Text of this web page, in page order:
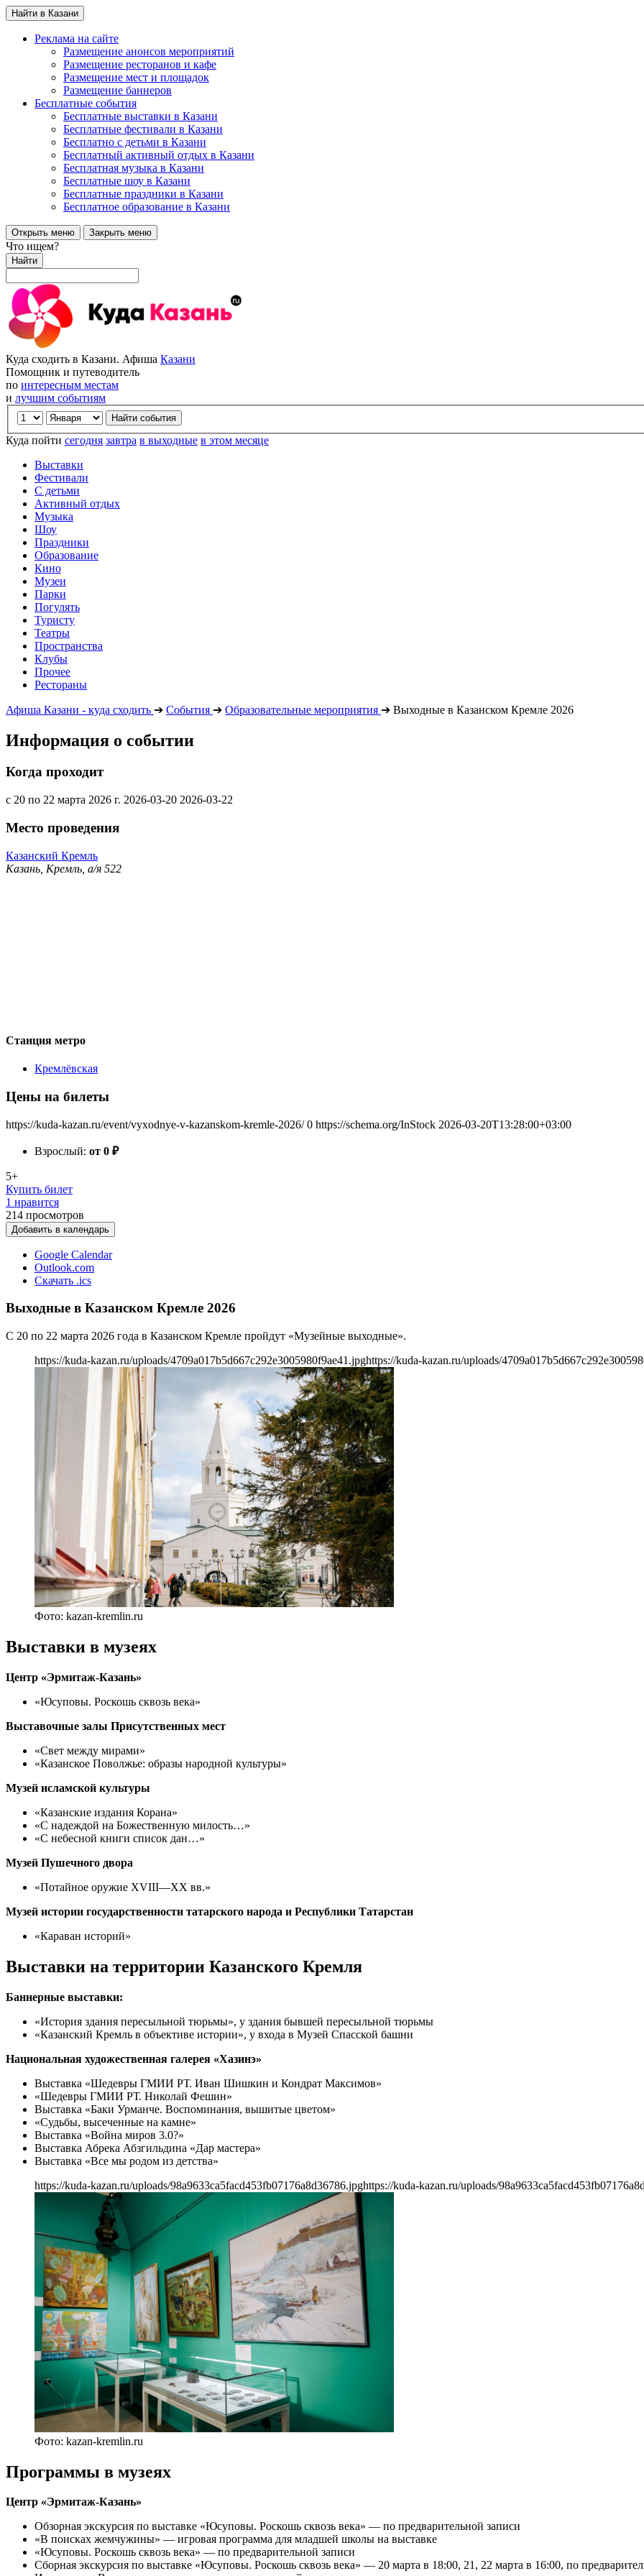
Найти в Казани
Реклама на сайте
Размещение анонсов мероприятий
Размещение ресторанов и кафе
Размещение мест и площадок
Размещение баннеров
Бесплатные события
Бесплатные выставки в Казани
Бесплатные фестивали в Казани
Бесплатно с детьми в Казани
Бесплатный активный отдых в Казани
Бесплатная музыка в Казани
Бесплатные шоу в Казани
Бесплатные праздники в Казани
Бесплатное образование в Казани
Открыть меню Закрыть меню
Что ищем?
Найти
Куда сходить в Казани. Афиша Казани
Помощник и путеводитель
по интересным местам
и лучшим событиям
Куда пойти сегодня завтра в выходные в этом месяце
Выставки
Фестивали
С детьми
Активный отдых
Музыка
Шоу
Праздники
Образование
Кино
Музеи
Парки
Погулять
Туристу
Театры
Пространства
Клубы
Прочее
Рестораны
Афиша Казани - куда сходить ➔ События ➔ Образовательные мероприятия ➔ Выходные в Казанском Кремле 2026
Информация о событии
Когда проходит
с 20 по 22 марта 2026 г. 2026-03-20 2026-03-22
Место проведения
Казанский Кремль
Казань, Кремль, а/я 522
Станция метро
Кремлёвская
Цены на билеты
https://kuda-kazan.ru/event/vyxodnye-v-kazanskom-kremle-2026/ 0 https://schema.org/InStock 2026-03-20T13:28:00+03:00
Взрослый: от 0 ₽
5+
Купить билет
1 нравится
214 просмотров
Добавить в календарь
Google Calendar
Outlook.com
Скачать .ics
Выходные в Казанском Кремле 2026
С 20 по 22 марта 2026 года в Казанском Кремле пройдут «Музейные выходные».
https://kuda-kazan.ru/uploads/4709a017b5d667c292e3005980f9ae41.jpghttps://kuda-kazan.ru/uploads/
Фото: kazan-kremlin.ru
Выставки в музеях
Центр «Эрмитаж-Казань»
«Юсуповы. Роскошь сквозь века»
Выставочные залы Присутственных мест
«Свет между мирами»
«Казанское Поволжье: образы народной культуры»
Музей исламской культуры
«Казанские издания Корана»
«С надеждой на Божественную милость…»
«С небесной книги список дан…»
Музей Пушечного двора
«Потайное оружие XVIII—XX вв.»
Музей истории государственности татарского народа и Республики Татарстан
«Караван историй»
Выставки на территории Казанского Кремля
Баннерные выставки:
«История здания пересыльной тюрьмы», у здания бывшей пересыльной тюрьмы
«Казанский Кремль в объективе истории», у входа в Музей Спасской башни
Национальная художественная галерея «Хазинэ»
Выставка «Шедевры ГМИИ РТ. Иван Шишкин и Кондрат Максимов»
«Шедевры ГМИИ РТ. Николай Фешин»
Выставка «Баки Урманче. Воспоминания, вышитые цветом»
«Судьбы, высеченные на камне»
Выставка «Война миров 3.0?»
Выставка Абрека Абзгильдина «Дар мастера»
Выставка «Все мы родом из детства»
https://kuda-kazan.ru/uploads/98a9633ca5facd453fb07176a8d36786.jpghttps://kuda-kazan.ru/uploads/
Фото: kazan-kremlin.ru
Программы в музеях
Центр «Эрмитаж-Казань»
Обзорная экскурсия по выставке «Юсуповы. Роскошь сквозь века» — по предварительной записи
«В поисках жемчужины» — игровая программа для младшей школы на выставке
«Юсуповы. Роскошь сквозь века» — по предварительной записи
Сборная экскурсия по выставке «Юсуповы. Роскошь сквозь века» — 20 марта в 18:00, 21, 22 марта в 16:00, по